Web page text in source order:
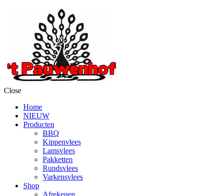
Close
Home
NIEUW
Producten
BBQ
Kippenvlees
Lamsvlees
Pakketten
Rundsvlees
Varkensvlees
Shop
Afrekenen